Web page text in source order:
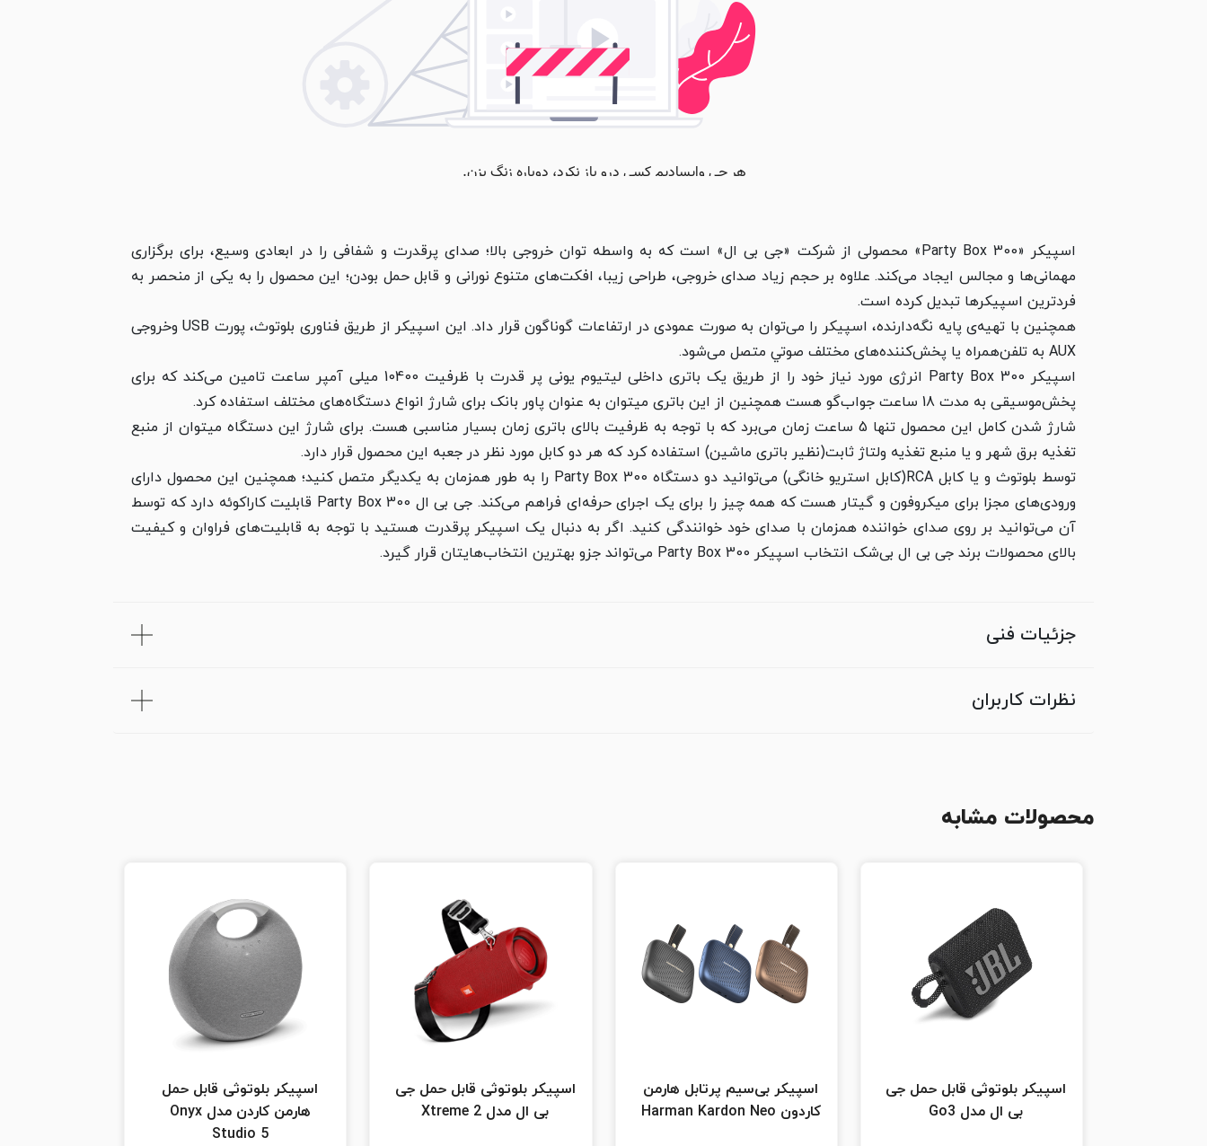
اسپیکر «Party Box 300» محصولی از شرکت «جی‌ بی ال» است که به واسطه توان خروجی بالا؛ صدای پرقدرت و شفافی را در ابعادی وسیع، برای برگزاری
مهمانی‌ها و مجالس ایجاد می‌کند. علاوه بر حجم زیاد صدای خروجی، طراحی زیبا، افکت‌های متنوع نورانی و قابل حمل بودن؛ این محصول را به یکی از منحصر به
فردترین اسپیکرها تبدیل کرده است.
همچنین با تهیه‌ی پایه‌ نگه‌دارنده‌، اسپیکر را می‌توان به صورت عمودی در ارتفاعات گوناگون قرار داد. این اسپیکر از طریق فناوری بلوتوث، پورت USB وخروجی
AUX به تلفن‌همراه یا پخش‌کننده‌‌های مختلف صوتي متصل می‌شود.
اسپیکر Party Box 300 انرژی مورد نیاز خود را از طریق یک باتری داخلی لیتیوم یونی پر قدرت با ظرفیت 10400 میلی آمپر ساعت تامین می‌کند که برای
پخش‌موسیقی به مدت 18 ساعت جواب‌گو هست همچنین از این باتری میتوان به عنوان پاور بانک برای شارژ انواع دستگاه‌های مختلف استفاده کرد.
شارژ شدن کامل این محصول تنها 5 ساعت زمان می‌برد که با توجه به ظرفیت بالای باتری زمان بسیار مناسبی هست. برای شارژ این دستگاه میتوان از منبع
تغذیه برق شهر و یا منبع تغذیه ولتاژ ثابت(نظیر باتری ماشین) استفاده کرد که هر دو کابل مورد نظر در جعبه این محصول قرار دارد.
توسط بلوتوث و یا کابل‌ RCA(کابل استریو خانگی) می‌توانید دو دستگاه Party Box 300 را به طور همزمان به یکدیگر متصل کنید؛ همچنین این محصول دارای
ورودی‌های مجزا برای میکروفون و گیتار هست که همه چیز را برای یک اجرای حرفه‌ای فراهم می‌کند. جی‌ بی ال Party Box 300 قابلیت کاراکوئه دارد که توسط
آن می‌توانید بر روی صدای خواننده همزمان با صدای خود خوانندگی کنید. اگر به دنبال یک اسپیکر پرقدرت هستید با توجه به قابلیت‌های فراوان و کیفیت
بالای محصولات برند جی بی ال بی‌شک انتخاب اسپیکر Party Box 300 می‌تواند جزو بهترین انتخاب‌هایتان قرار گیرد.
جزئیات فنی
نظرات کاربران
محصولات مشابه
اسپیکر بلوتوثی قابل حمل جی
بی ال مدل Go3
اسپیکر بی‌سیم پرتابل هارمن
کاردون Harman Kardon Neo
اسپیکر بلوتوثی قابل حمل جی
بی ال مدل Xtreme 2
اسپیکر بلوتوثی قابل حمل
هارمن کاردن مدل Onyx
Studio 5